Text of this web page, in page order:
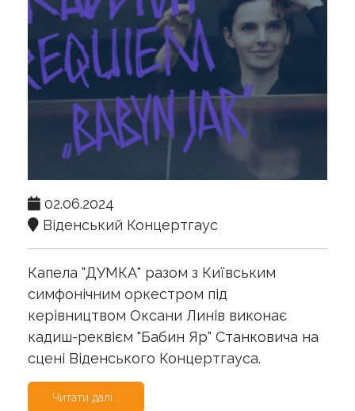
02.06.2024
Віденський Концертгаус
Капела "ДУМКА" разом з Київським
симфонічним оркестром під
керівництвом Оксани Линів виконає
кадиш-реквієм "Бабин Яр" Станковича на
сцені Віденського Концертгауса.
Читати далі...